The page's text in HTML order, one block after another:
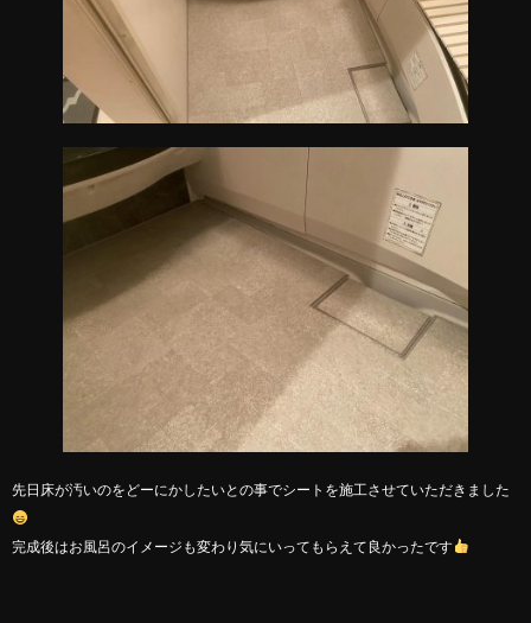
先日床が汚いのをどーにかしたいとの事でシートを施工させていただきました
完成後はお風呂のイメージも変わり気にいってもらえて良かったです